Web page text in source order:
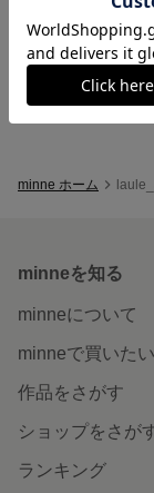
1,040円
minne ホーム
minneを知る
minneについて
minneで買いたい
作品をさがす
ショップをさが
ランキング